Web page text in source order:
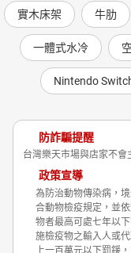
實木床架 牛肋
一體式水冷
Nintendo
防詐騙提醒
台灣樂天市場與店家不會
政策宣導
為防治動物傳染病，
合動物檢疫規定，並
物者最高可處七年以
施檢疫物之輸入人或
上一百萬元以下罰鍰